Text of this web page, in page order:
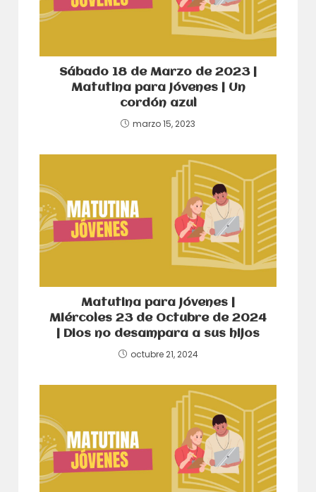
Sábado 18 de Marzo de 2023 |
Matutina para Jóvenes | Un
cordón azul
marzo 15, 2023
Matutina para Jóvenes |
Miércoles 23 de Octubre de 2024
| Dios no desampara a sus hijos
octubre 21, 2024